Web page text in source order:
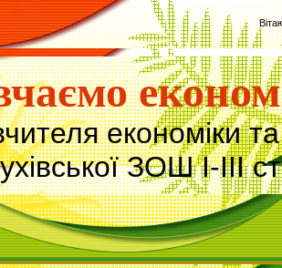
економіки
ЗОШ І-ІІІ